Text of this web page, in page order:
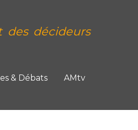
des décideurs
& Débats AMtv